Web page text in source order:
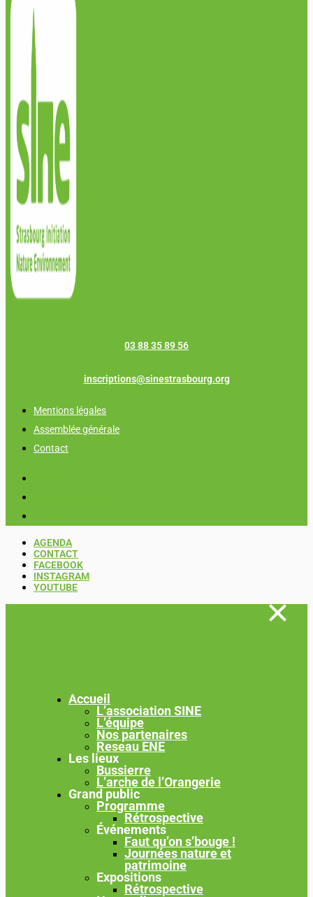
03 88 35 89 56
inscriptions@sinestrasbourg.org
Mentions légales
Assemblée générale
Contact
AGENDA
CONTACT
FACEBOOK
INSTAGRAM
YOUTUBE
Accueil
L’association SINE
L’équipe
Nos partenaires
Reseau ENE
Les lieux
Bussierre
L’arche de l’Orangerie
Grand public
Programme
Rétrospective
Événements
Faut qu’on s’bouge !
Journées nature et
patrimoine
Expositions
Rétrospective